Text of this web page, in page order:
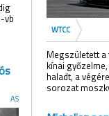
vb
AS
WTCC
Megszületett
kínai
haladt, a
sorozat